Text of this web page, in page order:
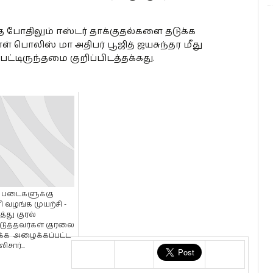
போதிலும் ஈஸ்டர் தாக்குதல்களை தடுக்க
மா அதிபர் பூஜித் ஜயசுந்தர மீது
குறிப்பிடத்தக்கது.
படைகளுக்கு
வழங்க முயற்சி -
குரல்
குரலை
அழைக்கப்பட்ட